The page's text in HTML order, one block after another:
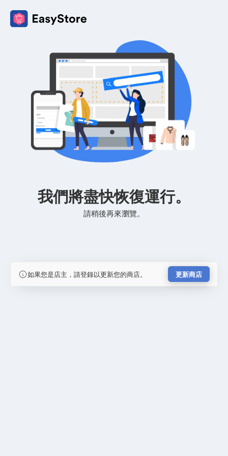
我們將盡快恢復運行。
請稍後再來瀏覽。
如果您是店主，請登錄以更新您的商店。 更新商店